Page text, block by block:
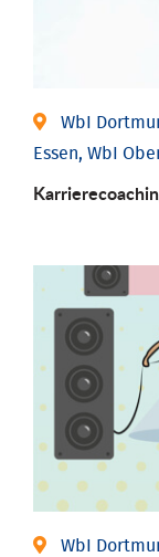
WbI
Essen, WbI
WbI